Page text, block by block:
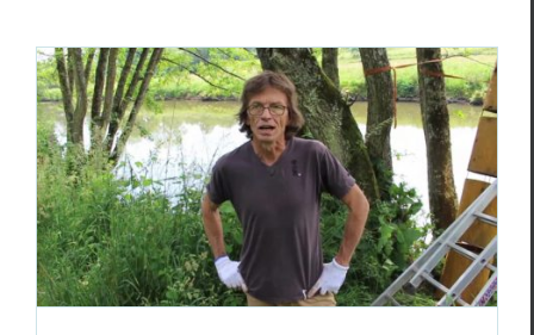
Daniel Van de Velde : portrait en creux
de l’artiste
Daniel Van de Velde Ren­con­tres